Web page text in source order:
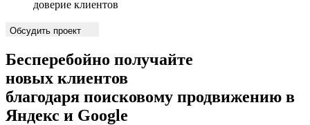
доверие клиентов
Обсудить проект
Бесперебойно получайте
новых клиентов
благодаря поисковому продвижению в
Яндекс и Google